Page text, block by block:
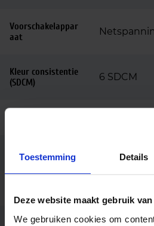
Toestemming Details
Deze website maakt gebruik
We gebruiken cookies om
Voorschakelappar
aat
Kleur consistentie
(SDCM)
6 SDCM
Diameter (mm) 1500
Code SG-55032